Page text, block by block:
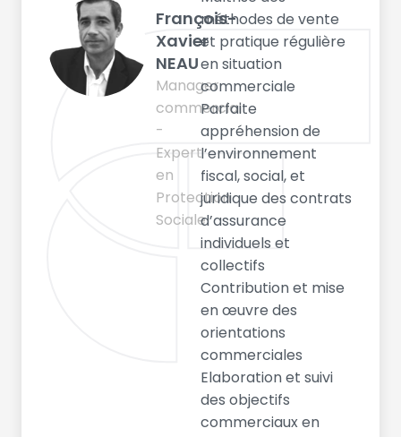
François-
Xavier
NEAU
Manager
commercial
-
Expert
en
Protection
Sociale
méthodes de vente
et pratique régulière
en situation
commerciale
Parfaite
appréhension de
l’environnement
fiscal, social, et
juridique des contrats
d’assurance
individuels et
collectifs
Contribution et mise
en œuvre des
orientations
commerciales
Elaboration et suivi
des objectifs
commerciaux en